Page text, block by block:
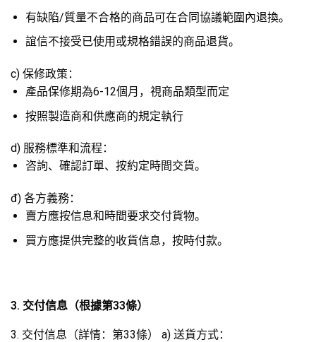
有缺陷/質量不合格的商品可在合同協議範圍內退換。
誼信不接受已使用或規格錯誤的商品退貨。
c) 保修政策：
產品保修期為6-12個月，視商品類型而定
按照製造商和供應商的規定執行
d) 服務標準和流程：
咨詢、確認訂單、按約定時間交貨。
đ) 各方義務：
賣方應按信息和時間要求交付貨物。
買方應提供完整的收貨信息，按時付款。
3. 交付信息（根據第33條）
3. 交付信息（詳情：第33條） a) 送貨方式：